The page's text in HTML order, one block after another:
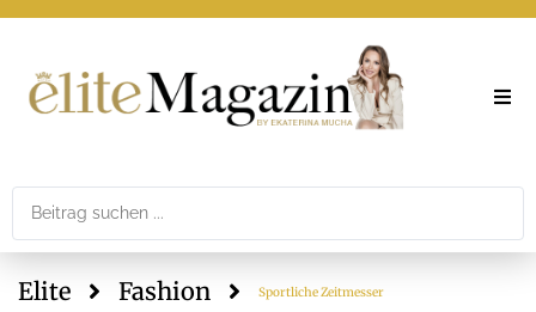
Elite Fashion Sportliche Zeitmesser